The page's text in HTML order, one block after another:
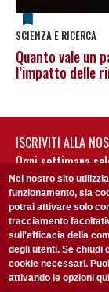
SCIENZA E RICERCA
Quanto vale un
l’impatto delle
ISCRIVITI ALLA
Ogni settimana
non perderti gli
Accetto la
Nel nostro sito
funzionamento, sia
potrai attivare solo
tracciamento
sull'efficacia della
degli utenti. Se chiudi
cookie necessari.
attivando le opzioni